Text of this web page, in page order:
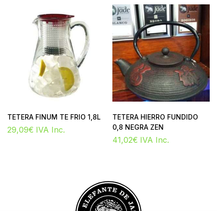
TETERA FINUM TE FRIO 1,8L
29,09€ IVA Inc.
TETERA HIERRO FUNDIDO
0,8 NEGRA ZEN
41,02€ IVA Inc.